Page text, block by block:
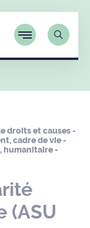
droits et causes -
cadre de vie -
humanitaire -
(ASU